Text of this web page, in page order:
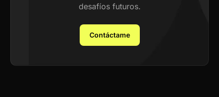
desafíos futuros.
Contáctame